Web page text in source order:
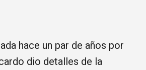
hace un par de años por
dio detalles de la